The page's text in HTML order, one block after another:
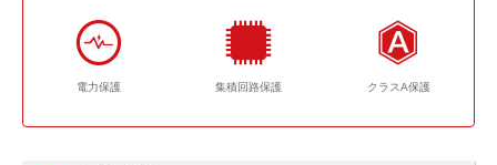
電力保護 集積回路保護 クラスA保護